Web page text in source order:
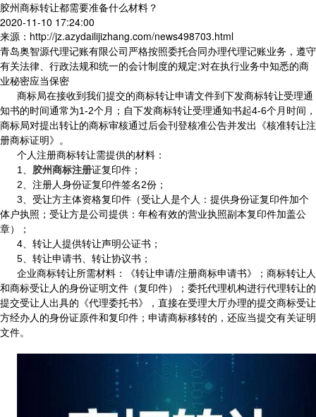
胶州商标转让都需要准备什么材料？
2020-11-10 17:24:00
来源：http://jz.azydailijizhang.com/news498703.html
青岛奥智源代理记账有限公司严格按照委托合同办理代理记账业务，遵守
有关法律、行政法规和统一的会计制度的规定;对在执行业务中知悉的商
业秘密应当保密
商标局在接收到我们提交的商标转让申请文件到下发商标转让受理通
知书的时间通常为1-2个月；自下发商标转让受理通知书起4-6个月时间，
商标局对提出转让的商标审核通过后会刊登核准公告并发出《核准转让注
册商标证明》。
个人注册商标转让需提供的材料：
1
胶州商标注册证复印件；
2 、注册人身份证复印件签名2份；
3 、受让方主体资格复印件（受让人是个人：提供身份证复印件加个
体户执照；受让方是公司提供：年检有效的营业执照副本复印件加盖公
章）；
4 、转让人提供转让声明公证书；
5 、转让申请书、转让协议书；
企业商标转让所需材料：《转让申请/注册商标申请书》；商标转让人
和商标受让人的身份证明文件（复印件）；委托代理机构进行代理转让的
提交受让人出具的《代理委托书》，直接在受理大厅办理的提交商标受让
方经办人的身份证原件和复印件；申请商标移转的，还应当提交有关证明
文件。